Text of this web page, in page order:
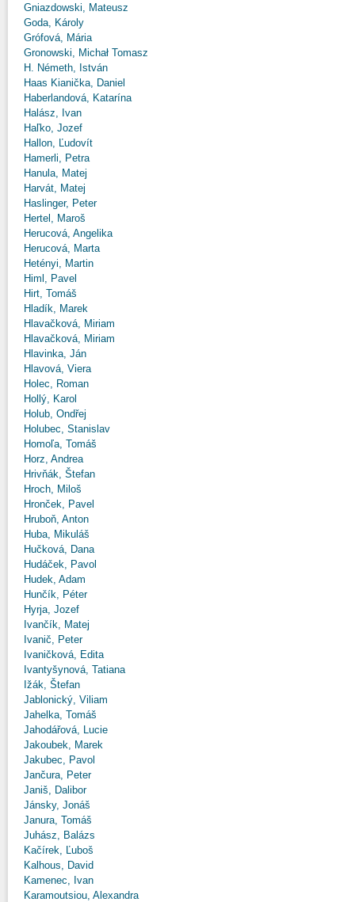
Gniazdowski, Mateusz
Goda, Károly
Grófová, Mária
Gronowski, Michał Tomasz
H. Németh, István
Haas Kianička, Daniel
Haberlandová, Katarína
Halász, Ivan
Haľko, Jozef
Hallon, Ľudovít
Hamerli, Petra
Hanula, Matej
Harvát, Matej
Haslinger, Peter
Hertel, Maroš
Herucová, Angelika
Herucová, Marta
Hetényi, Martin
Himl, Pavel
Hirt, Tomáš
Hladík, Marek
Hlavačková, Miriam
Hlavačková, Miriam
Hlavinka, Ján
Hlavová, Viera
Holec, Roman
Hollý, Karol
Holub, Ondřej
Holubec, Stanislav
Homoľa, Tomáš
Horz, Andrea
Hrivňák, Štefan
Hroch, Miloš
Hronček, Pavel
Hruboň, Anton
Huba, Mikuláš
Hučková, Dana
Hudáček, Pavol
Hudek, Adam
Hunčík, Péter
Hyrja, Jozef
Ivančík, Matej
Ivanič, Peter
Ivaničková, Edita
Ivantyšynová, Tatiana
Ižák, Štefan
Jablonický, Viliam
Jahelka, Tomáš
Jahodářová, Lucie
Jakoubek, Marek
Jakubec, Pavol
Jančura, Peter
Janiš, Dalibor
Jánsky, Jonáš
Janura, Tomáš
Juhász, Balázs
Kačírek, Ľuboš
Kalhous, David
Kamenec, Ivan
Karamoutsiou, Alexandra